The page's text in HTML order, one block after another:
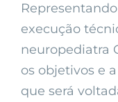
execução
neuropediatra
os objetivos e
que será